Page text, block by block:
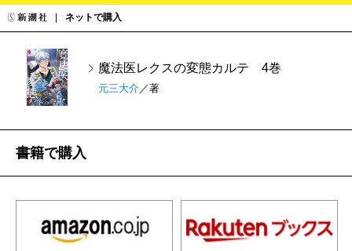
ネットで購入
魔法医レクスの変態カルテ 4巻
元三大介 ／著
書籍で購入